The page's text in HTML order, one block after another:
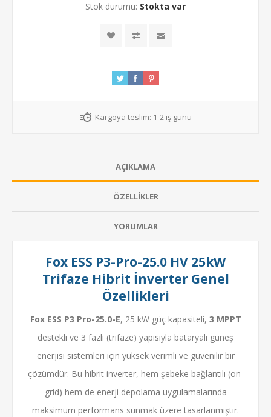
Stok durumu: Stokta var
Kargoya teslim: 1-2 iş günü
AÇIKLAMA
ÖZELLIKLER
YORUMLAR
Fox ESS P3-Pro-25.0 HV 25kW
Trifaze Hibrit İnverter Genel
Özellikleri
Fox ESS P3 Pro-25.0-E, 25 kW güç kapasiteli, 3 MPPT
destekli ve 3 fazlı (trifaze) yapısıyla bataryalı güneş
enerjisi sistemleri için yüksek verimli ve güvenilir bir
çözümdür. Bu hibrit inverter, hem şebeke bağlantılı (on-
grid) hem de enerji depolama uygulamalarında
maksimum performans sunmak üzere tasarlanmıştır.